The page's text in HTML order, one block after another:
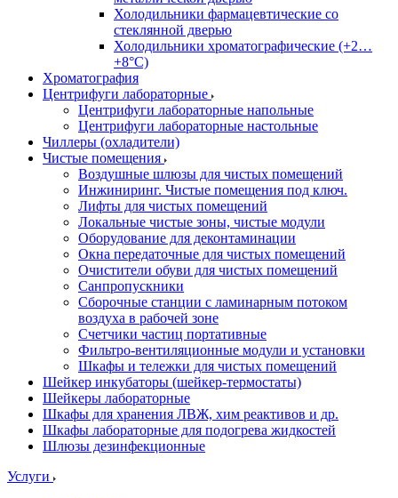
Холодильники фармацевтические со
стеклянной дверью
Холодильники хроматографические (+2…
+8°C)
Хроматография
Центрифуги лабораторные
Центрифуги лабораторные напольные
Центрифуги лабораторные настольные
Чиллеры (охладители)
Чистые помещения
Воздушные шлюзы для чистых помещений
Инжиниринг. Чистые помещения под ключ.
Лифты для чистых помещений
Локальные чистые зоны, чистые модули
Оборудование для деконтаминации
Окна передаточные для чистых помещений
Очистители обуви для чистых помещений
Санпропускники
Сборочные станции с ламинарным потоком
воздуха в рабочей зоне
Счетчики частиц портативные
Фильтро-вентиляционные модули и установки
Шкафы и тележки для чистых помещений
Шейкер инкубаторы (шейкер-термостаты)
Шейкеры лабораторные
Шкафы для хранения ЛВЖ, хим реактивов и др.
Шкафы лабораторные для подогрева жидкостей
Шлюзы дезинфекционные
Услуги